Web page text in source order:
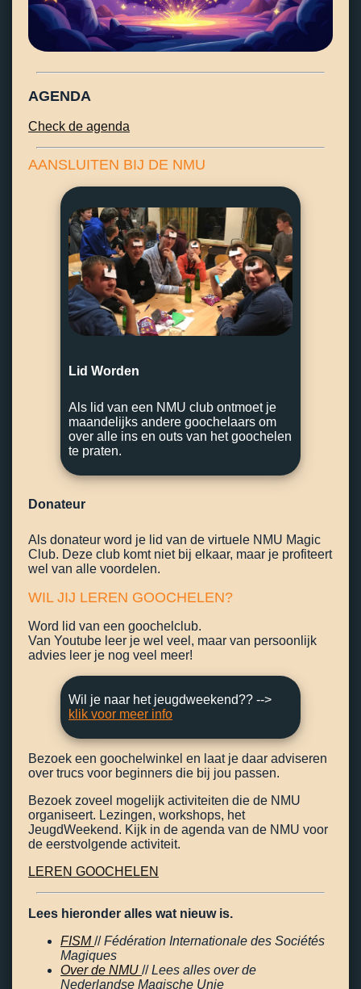
AGENDA
Check de agenda
AANSLUITEN BIJ DE NMU
Lid Worden
Als lid van een NMU club ontmoet je
maandelijks andere goochelaars om
over alle ins en outs van het goochelen
te praten.
Donateur
Als donateur word je lid van de virtuele NMU Magic
Club. Deze club komt niet bij elkaar, maar je profiteert
wel van alle voordelen.
WIL JIJ LEREN GOOCHELEN?
Word lid van een goochelclub.
Van Youtube leer je wel veel, maar van persoonlijk
advies leer je nog veel meer!
Wil je naar het jeugdweekend?? -->
klik voor meer info
Bezoek een goochelwinkel en laat je daar adviseren
over trucs voor beginners die bij jou passen.
Bezoek zoveel mogelijk activiteiten die de NMU
organiseert. Lezingen, workshops, het
JeugdWeekend. Kijk in de agenda van de NMU voor
de eerstvolgende activiteit.
LEREN GOOCHELEN
Lees hieronder alles wat nieuw is.
FISM//Fédération Internationale des Sociétés
Magiques
Over de NMU //Lees alles over de
Nederlandse Magische Unie